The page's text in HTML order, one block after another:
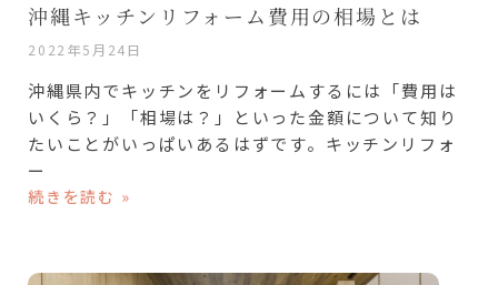
沖縄キッチンリフォーム費用の相場とは
2022年5月24日
沖縄県内でキッチンをリフォームするには「費用は
いくら？」「相場は？」といった金額について知り
たいことがいっぱいあるはずです。キッチンリフォ
ー
続きを読む »